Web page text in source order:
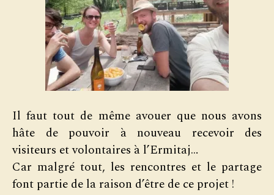
Il faut tout de même avouer que nous avons
hâte de pouvoir à nouveau recevoir des
visiteurs et volontaires à l’Ermitaj…
Car malgré tout, les rencontres et le partage
font partie de la raison d’être de ce projet !